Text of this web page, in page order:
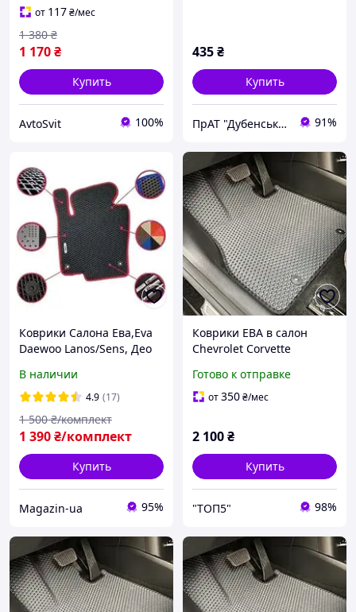
от 117₴/мес
1 170₴
1 380 ₴
Купить
AvtoSvit 100%
435₴
Купить
ПрАТ "Дубенський завод ГТВ" 91%
Коврики Салона Ева,Eva
Daewoo Lanos/Sens, Део
выбор цветов,Лучшая
цена в Украине
В наличии
4.9 (17)
1 390₴/комплект
1 500 ₴/комплект
Купить
Magazin-ua 95%
Коврики ЕВА в салон
Chevrolet Corvette
Готово к отправке
от350₴/мес
2 100₴
Купить
"ТОП5" 98%